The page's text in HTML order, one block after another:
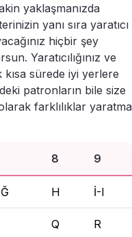
yaklaşmanızda
yanı sıra yaratıcı
hiçbir şey
Yaratıcılığınız ve
kısa sürede iyi yerlere
patronların bile size
farklılıklar yaratma
8 9
H İ-I
Q R